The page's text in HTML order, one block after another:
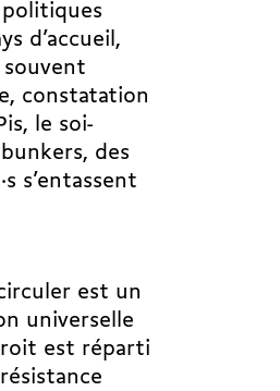
d’accueil,
souvent
constatation
le soi-
des
s’entassent
est un
universelle
est réparti